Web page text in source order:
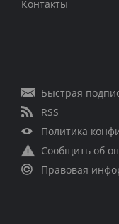
Контакты
Быстрая
RSS
Политика
Сообщить об
Правовая